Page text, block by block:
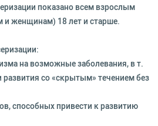
показано всем взрослым
женщинам) 18 лет и старше.
на возможные заболевания, в т.
развития со «скрытым» течением без
способных привести к развитию